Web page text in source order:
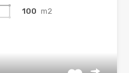
100 m2